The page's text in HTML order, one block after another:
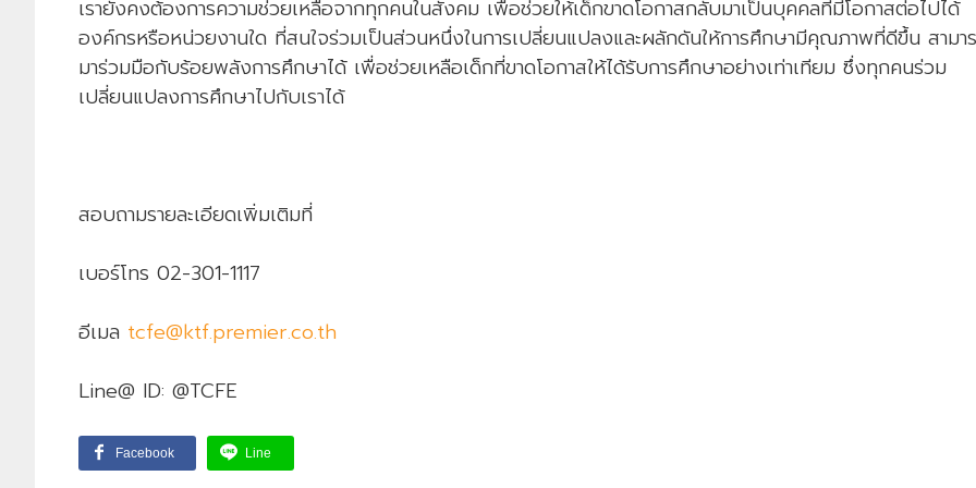
เรายังคงต้องการความช่วยเหลือจากทุกคนในสังคม เพื่อช่วยให้เด็กขาดโอกาสกลับมาเป็นบุคคลที่มีโอกาสต่อไปได้
องค์กรหรือหน่วยงานใด ที่สนใจร่วมเป็นส่วนหนึ่งในการเปลี่ยนแปลงและผลักดันให้การศึกษามีคุณภาพที่ดีขึ้น สามาร
มาร่วมมือกับร้อยพลังการศึกษาได้ เพื่อช่วยเหลือเด็กที่ขาดโอกาสให้ได้รับการศึกษาอย่างเท่าเทียม ซึ่งทุกคนร่วม
เปลี่ยนแปลงการศึกษาไปกับเราได้
สอบถามรายละเอียดเพิ่มเติมที่
เบอร์โทร 02-301-1117
อีเมล tcfe@ktf.premier.co.th
Line@ ID: @TCFE
Facebook Line